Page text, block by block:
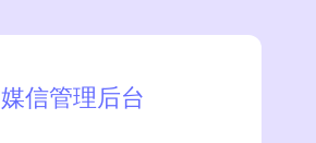
媒信管理后台